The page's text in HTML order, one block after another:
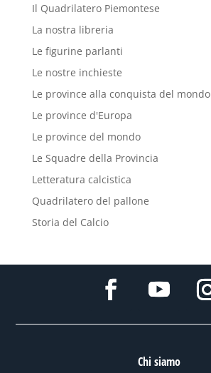
Il Quadrilatero Piemontese
La nostra libreria
Le figurine parlanti
Le nostre inchieste
Le province alla conquista del mondo
Le province d'Europa
Le province del mondo
Le Squadre della Provincia
Letteratura calcistica
Quadrilatero del pallone
Storia del Calcio
Chi siamo